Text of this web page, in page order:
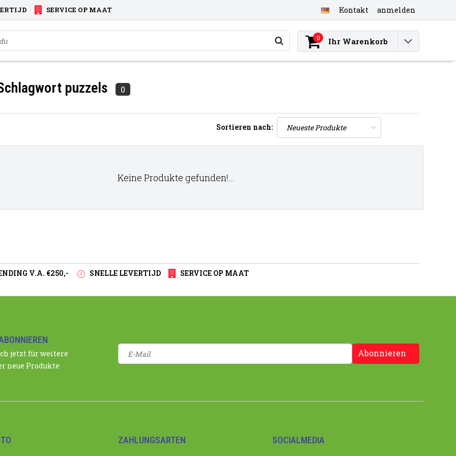
SERVICE OP MAAT Kontakt anmelden
0 Ihr Warenkorb
puzzels 0
Sortieren nach:
Keine Produkte gefunden!...
V.A. €250,- SNELLE LEVERTIJD SERVICE OP MAAT
jetzt für weitere
neue Produkte
Abonnieren
ZAHLUNGSARTEN SOCIALMEDIA